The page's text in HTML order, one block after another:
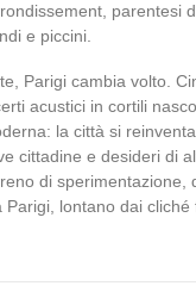
parentesi
e piccini.
Parigi cambia volto.
acustici in cortili
la città si
cittadine e desideri di
di sperimentazione,
lontano dai cliché